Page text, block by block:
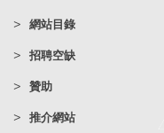
網站目錄
招聘空缺
贊助
推介網站